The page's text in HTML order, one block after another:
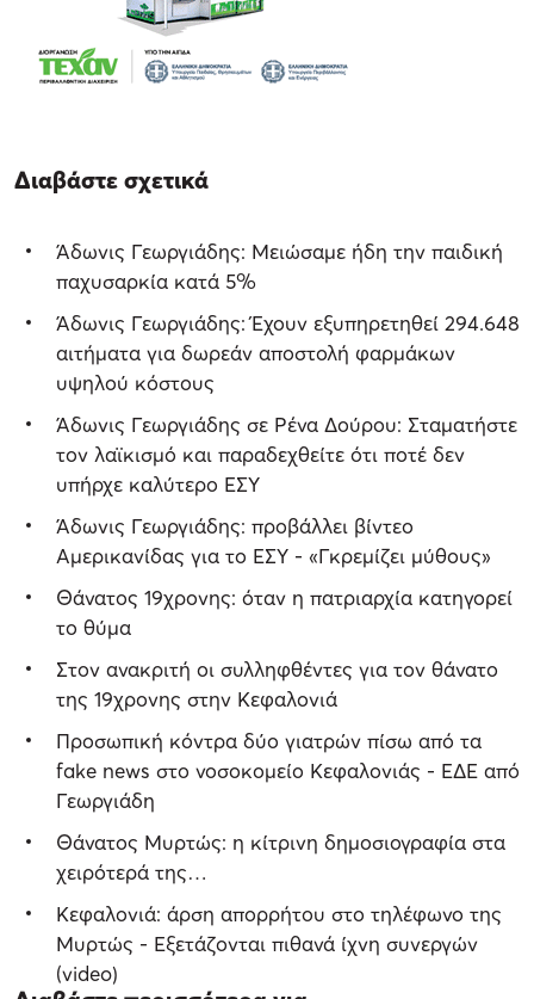
Διαβάστε σχετικά
Άδωνις Γεωργιάδης: Μειώσαμε ήδη την παιδική
παχυσαρκία κατά 5%
Άδωνις Γεωργιάδης: Έχουν εξυπηρετηθεί 294.648
αιτήματα για δωρεάν αποστολή φαρμάκων
υψηλού κόστους
Άδωνις Γεωργιάδης σε Ρένα Δούρου: Σταματήστε
τον λαϊκισμό και παραδεχθείτε ότι ποτέ δεν
υπήρχε καλύτερο ΕΣΥ
Άδωνις Γεωργιάδης: προβάλλει βίντεο
Αμερικανίδας για το ΕΣΥ - «Γκρεμίζει μύθους»
Θάνατος 19χρονης: όταν η πατριαρχία κατηγορεί
το θύμα
Στον ανακριτή οι συλληφθέντες για τον θάνατο
της 19χρονης στην Κεφαλονιά
Προσωπική κόντρα δύο γιατρών πίσω από τα
fake news στο νοσοκομείο Κεφαλονιάς - ΕΔΕ από
Γεωργιάδη
Θάνατος Μυρτώς: η κίτρινη δημοσιογραφία στα
χειρότερά της…
Κεφαλονιά: άρση απορρήτου στο τηλέφωνο της
Μυρτώς - Εξετάζονται πιθανά ίχνη συνεργών
(video)